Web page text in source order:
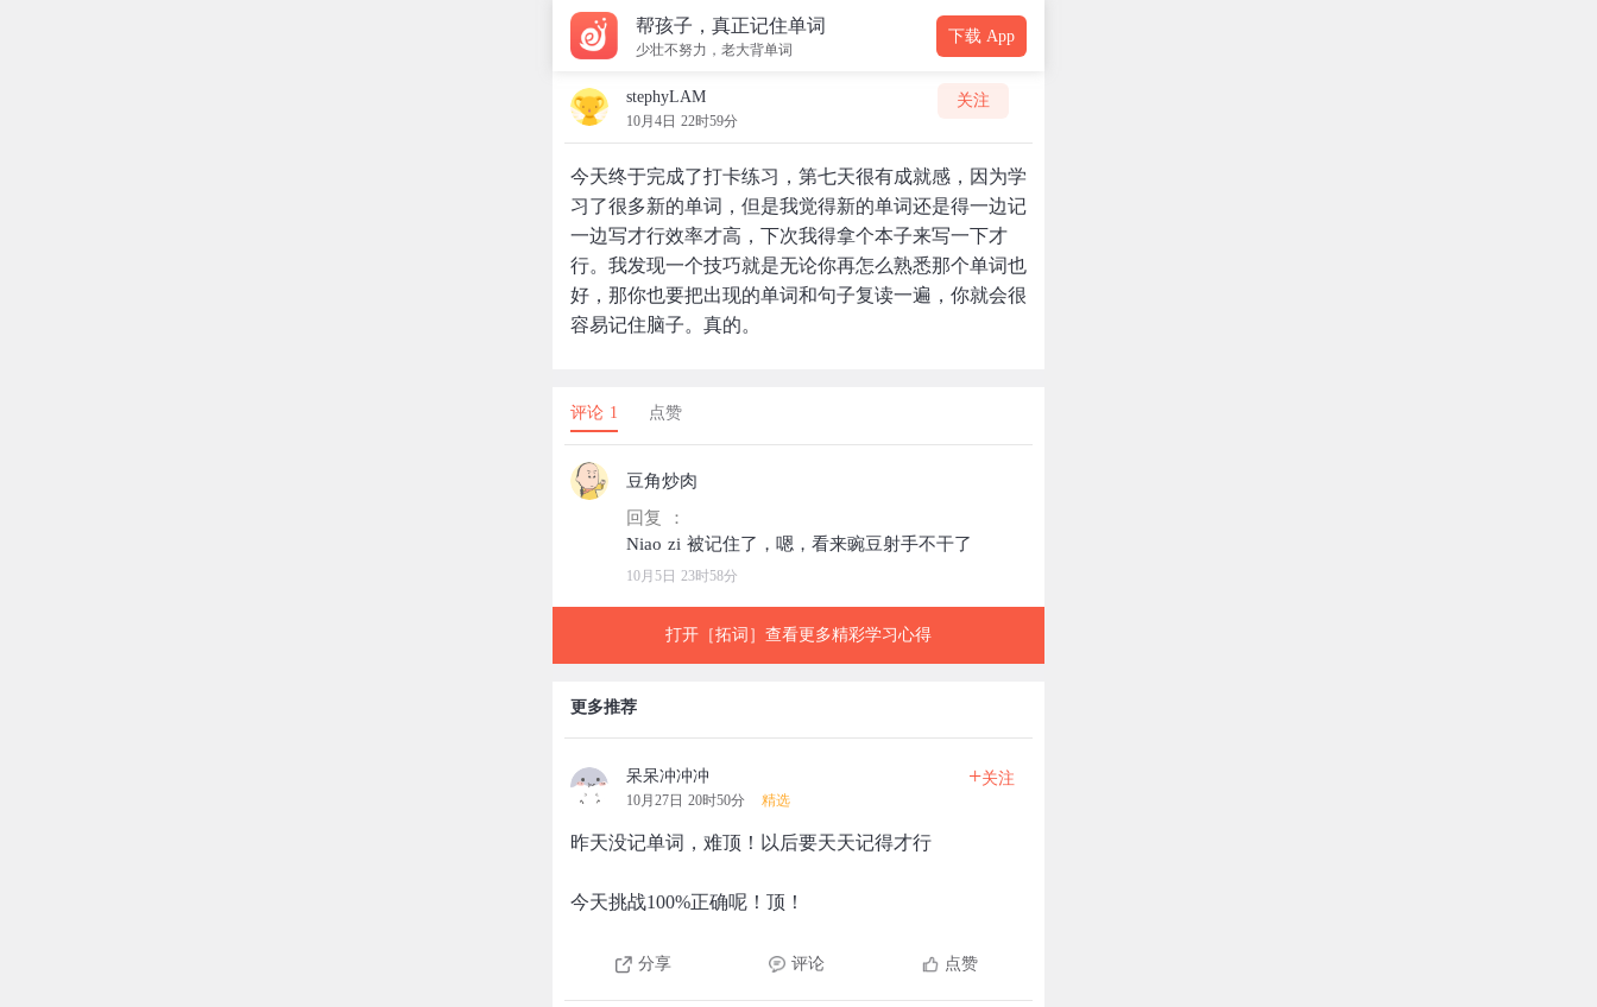
帮孩子，真正记住单词
少壮不努力，老大背单词
下载 App
stephyLAM
10月4日 22时59分
关注
今天终于完成了打卡练习，第七天很有成就感，因为学
习了很多新的单词，但是我觉得新的单词还是得一边记
一边写才行效率才高，下次我得拿个本子来写一下才
行。我发现一个技巧就是无论你再怎么熟悉那个单词也
好，那你也要把出现的单词和句子复读一遍，你就会很
容易记住脑子。真的。
评论 1 点赞
豆角炒肉
回复 ：
10月5日 23时58分
打开［拓词］查看更多精彩学习心得
更多推荐
呆呆冲冲冲
10月27日 20时50分 精选
+关注
昨天没记单词，难顶！以后要天天记得才行
今天挑战100%正确呢！顶！
分享 评论 点赞